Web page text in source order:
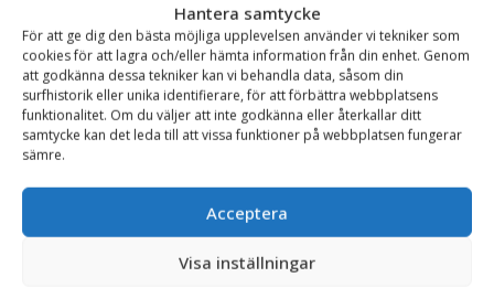
Hantera samtycke
För att ge dig den bästa möjliga upplevelsen använder vi tekniker som
cookies för att lagra och/eller hämta information från din enhet. Genom
att godkänna dessa tekniker kan vi behandla data, såsom din
surfhistorik eller unika identifierare, för att förbättra webbplatsens
funktionalitet. Om du väljer att inte godkänna eller återkallar ditt
samtycke kan det leda till att vissa funktioner på webbplatsen fungerar
sämre.
Acceptera
Visa inställningar